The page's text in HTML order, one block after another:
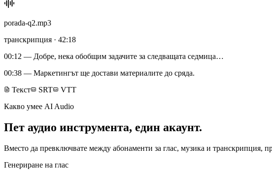
porada-q2.mp3
транскрипция · 42:18
00:12 — Добре, нека обобщим задачите за следващата седмица…
00:38 — Маркетингът ще достави материалите до сряда.
Текст
SRT
VTT
Какво умее AI Audio
Пет аудио инструмента, един акаунт.
Вместо да превключвате между абонаменти за глас, музика и транскрипция,
Генериране на глас